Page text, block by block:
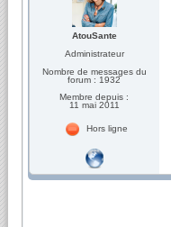
AtouSante
Administrateur
Nombre de messages du
forum : 1932
Membre depuis :
11 mai 2011
Hors ligne